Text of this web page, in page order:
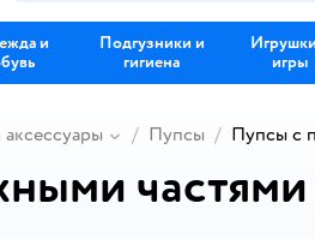
и
Подгузники и
гигиена
игры
Пупсы Пупсы с
частями